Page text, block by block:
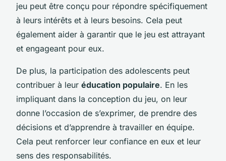
jeu peut être conçu pour répondre spécifiquement
à leurs intérêts et à leurs besoins. Cela peut
également aider à garantir que le jeu est attrayant
et engageant pour eux.
De plus, la participation des adolescents peut
contribuer à leur éducation populaire. En les
impliquant dans la conception du jeu, on leur
donne l’occasion de s’exprimer, de prendre des
décisions et d’apprendre à travailler en équipe.
Cela peut renforcer leur confiance en eux et leur
sens des responsabilités.